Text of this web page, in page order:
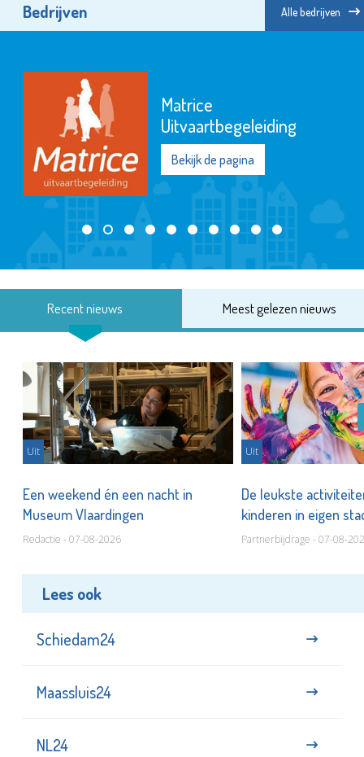
Bedrijven Alle bedrijven
Matrice
Uitvaartbegeleiding
Bekijk de pagina
Recent nieuws Meest gelezen nieuws
Uit
Een weekend én een nacht in
Museum Vlaardingen
Redactie - 07-08-2026
Uit
De leukste
kinderen in eigen
Partnerbijdrage - 07-08-
Lees ook
Schiedam24
Maassluis24
NL24